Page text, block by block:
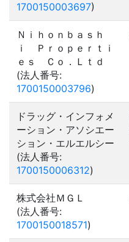
1700150003697)
Ｎｉｈｏｎｂａｓｈ
ｉ Ｐｒｏｐｅｒｔｉ
ｅｓ Ｃｏ．Ｌｔｄ
(法人番号:
1700150003796)
ドラッグ・インフォメ
ーション・アソシエー
ション・エルエルシー
(法人番号:
1700150006312)
株式会社ＭＧＬ
(法人番号:
1700150018571)